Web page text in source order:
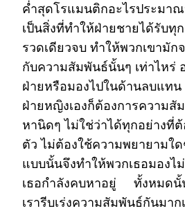
ค่ำสุดโรแมนติกอะไรประมา
เป็นสิ่งที่ทำให้ฝ่ายชายได้รับทุ
รวดเดียวจบ ทำให้พวกเขามั
กับความสัมพันธ์นั้นๆ เท่าไหร่
ฝ่ายหรือมองไปในด้านลบแท
ฝ่ายหญิงเองก็ต้องการความ
หานิดๆ ไม่ใช่ว่าได้ทุกอย่างที่
ตัว ไม่ต้องใช้ความพยายามใด
แบบนั้นจึงทำให้พวกเธอมองไ
เธอกำลังคบหาอยู่ ทั้งหมดนั้
เรารีบเร่งความสัมพันธ์กันมาก